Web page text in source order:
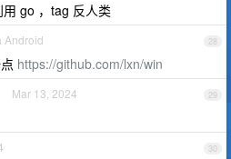
go ，tag 反人类
28
Android
https://github.com/lxn/win
29
Mar 13, 2024
30